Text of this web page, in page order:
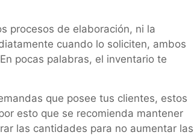
procesos de elaboración, ni la
cuando lo soliciten, ambos
pocas palabras, el inventario te
que posee tus clientes, estos
esto que se recomienda mantener
las cantidades para no aumentar las